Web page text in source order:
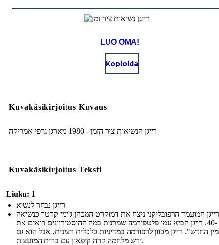
LUO OMA!
Kopioida
Kuvakäsikirjoitus Kuvaus
רייגן הנשיאות ציר הזמן - 1980 מארגן גרפי אמריקה
Kuvakäsikirjoitus Teksti
Liuku: 1
רייגן נבחר לנשיא
רייגן המועמד הרפובליקני ניצח את דמוקרט המכהן ג'ימי קרטר כנשיאה
ה -40. רייגן הביא עמו פלטפורמה שמרנית במה ההיסטוריונים רואים את
החדש". רייגן מכוון לרפורמה במדיניות כלכלית רצינית, אבל הוא גם
ירש מלחמה קרה קיפאון עם ברית המועצות.